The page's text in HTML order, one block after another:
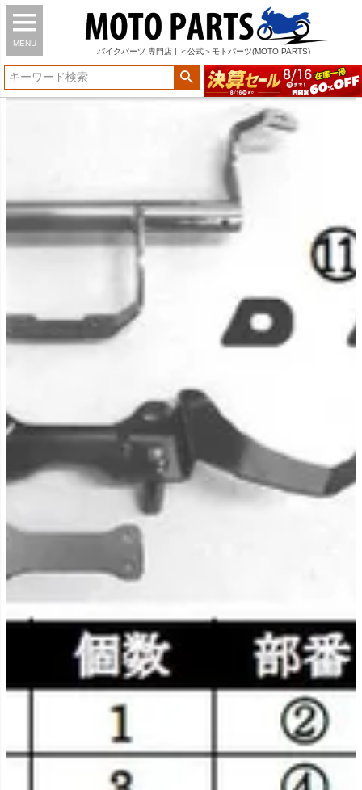
MENU
バイク パーツ 専門店 | ＜公式＞モトパーツ(MOTO PARTS)